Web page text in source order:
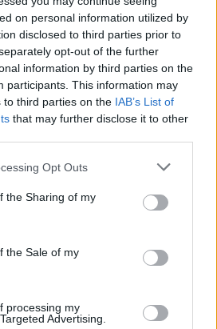
on personal information utilized by
disclosed to third parties prior to
opt-out of the further
information by third parties on the
participants. This information may
to third parties on the IAB’s List of
that may further disclose it to other
app uses one or more Google
usage behaviour. You may click to
Google and its third-party tags to
specified purposes in below Google
Opt Outs
the Sharing of my
the Sale of my
processing my
Advertising.